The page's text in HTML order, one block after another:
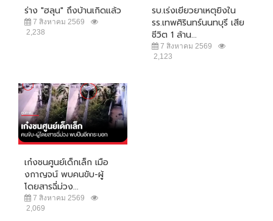
ร่าง "ฮลุน" ถึงบ้านเกิดแล้ว
7 สิงหาคม 2569
2,238
รบ.เร่งเยียวยาเหตุยิงใน
รร.เทพศิรินทร์นนทบุรี เสีย
ชีวิต 1 ล้าน...
7 สิงหาคม 2569
2,123
เก๋งชนศูนย์เด็กเล็ก เมือ
งกาญจน์ พบคนขับ-ผู้
โดยสารฉี่ม่วง...
7 สิงหาคม 2569
2,069